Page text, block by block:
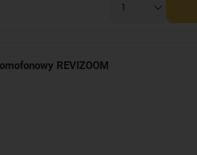
REVIZOOM